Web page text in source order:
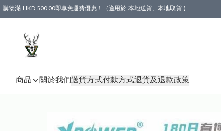
購物滿 HKD 500.00即享免運費優惠！（適用於 本地送貨、本地取貨 )
商品 關於我們送貨方式付款方式退貨及退款政策